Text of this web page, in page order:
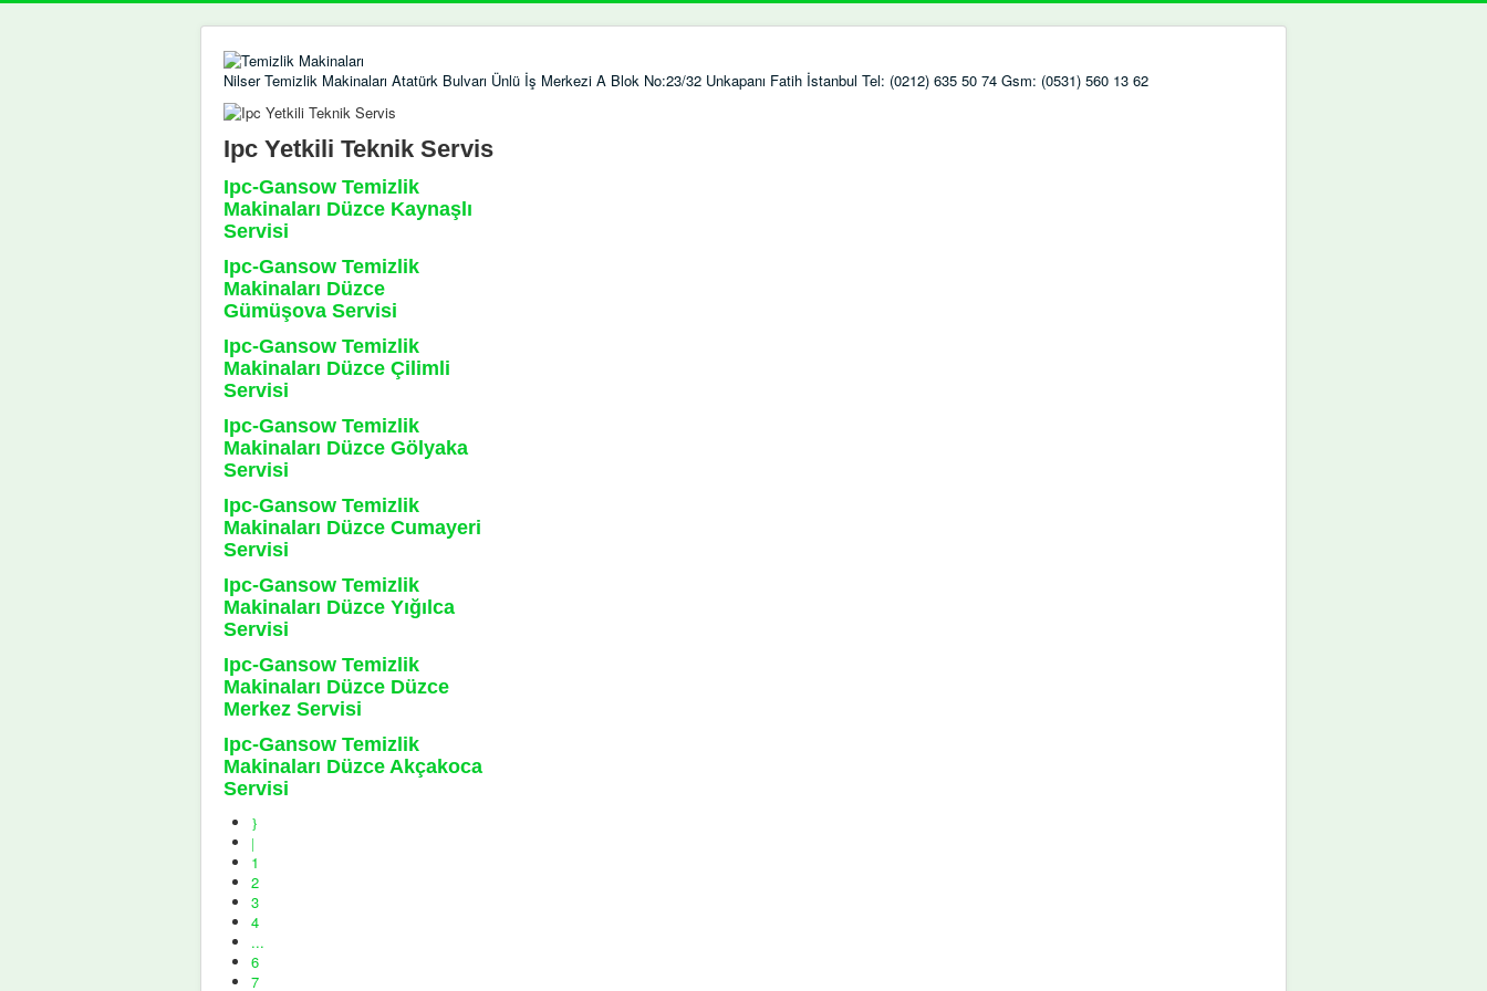
Nilser Temizlik Makinaları Atatürk Bulvarı Ünlü İş Merkezi A Blok No:23/32 Unkapanı Fatih İstanbul Tel: (0212) 635 50 74 Gsm: (0531) 560 13 62
Ipc Yetkili Teknik Servis
Ipc-Gansow Temizlik
Makinaları Düzce Kaynaşlı
Servisi
Ipc-Gansow Temizlik
Makinaları Düzce
Gümüşova Servisi
Ipc-Gansow Temizlik
Makinaları Düzce Çilimli
Servisi
Ipc-Gansow Temizlik
Makinaları Düzce Gölyaka
Servisi
Ipc-Gansow Temizlik
Makinaları Düzce Cumayeri
Servisi
Ipc-Gansow Temizlik
Makinaları Düzce Yığılca
Servisi
Ipc-Gansow Temizlik
Makinaları Düzce Düzce
Merkez Servisi
Ipc-Gansow Temizlik
Makinaları Düzce Akçakoca
Servisi
1
2
3
4
...
6
7